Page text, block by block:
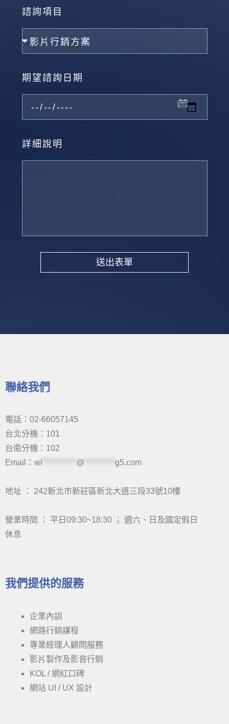
諮詢項目
期望諮詢日期
詳細說明
送出表單
聯絡我們
電話：02-66057145
台北分機：101
台南分機：102
Email： wi @ g5.com
地址 ： 242新北市新莊區新北大道三段33號10樓
營業時間 ： 平日09:30~18:30 ； 週六、日及國定假日
休息
我們提供的服務
企業內訓
網路行銷課程
專業經理人顧問服務
影片製作及影音行銷
KOL / 網紅口碑
網站 UI / UX 設計